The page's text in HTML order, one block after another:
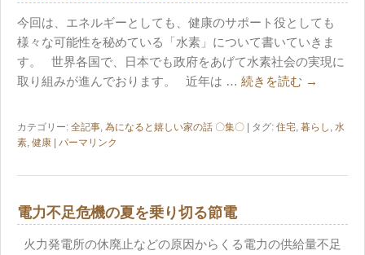
今回は、エネルギーとしても、健康のサポート役としても
様々な可能性を秘めている「水素」について書いていきま
す。 世界各国で、日本でも政府をあげて水素社会の実現に
取り組みが進んでおります。 近年は … 続きを読む →
カテゴリー: 全記事, 為になると嬉しい家の話 〇集〇 | タグ: 住宅, 暮らし , 水
素, 健康 パーマリンク
電力不足危機の夏を乗り切る節電
火力発電所の休廃止などの原因からくる電力の供給量不足